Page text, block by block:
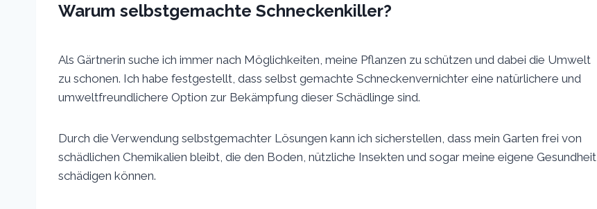
Warum selbstgemachte Schneckenkiller?
Als Gärtnerin suche ich immer nach Möglichkeiten, meine Pflanzen zu schützen und dabei die Umwelt
zu schonen. Ich habe festgestellt, dass selbst gemachte Schneckenvernichter eine natürlichere und
umweltfreundlichere Option zur Bekämpfung dieser Schädlinge sind.
Durch die Verwendung selbstgemachter Lösungen kann ich sicherstellen, dass mein Garten frei von
schädlichen Chemikalien bleibt, die den Boden, nützliche Insekten und sogar meine eigene Gesundheit
schädigen können.